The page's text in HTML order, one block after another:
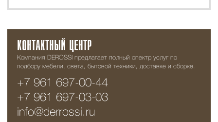
КОНТАКТНЫЙ ЦЕНТР
Компания DEROSSI предлагает полный спектр услуг по
подбору мебели, света, бытовой техники, доставке и сборке.
+7 961 697-00-44
+7 961 697-03-03
info@derrossi.ru